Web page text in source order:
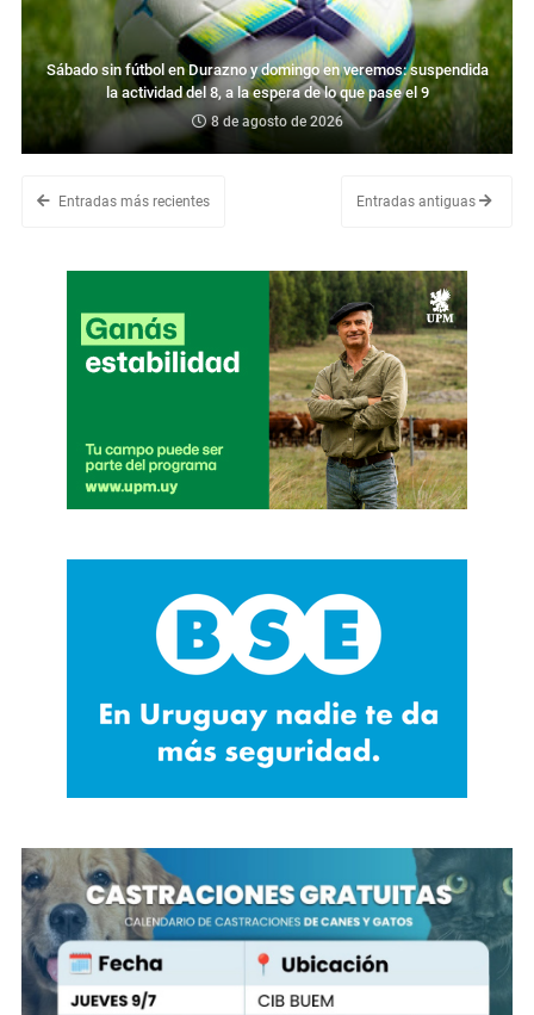
Sábado sin fútbol en Durazno y domingo en veremos: suspendida
la actividad del 8, a la espera de lo que pase el 9
8 de agosto de 2026
Entradas más recientes Entradas antiguas